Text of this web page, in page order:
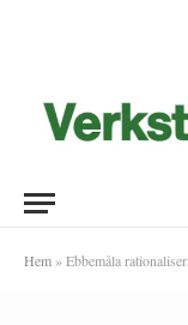
Hem » Ebbemåla